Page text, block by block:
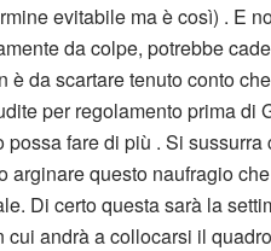
evitabile ma è così) . E
da colpe, potrebbe
è da scartare tenuto conto
per regolamento prima di
fare di più . Si sussurra
arginare questo naufragio
Di certo questa sarà la
cui andrà a collocarsi il